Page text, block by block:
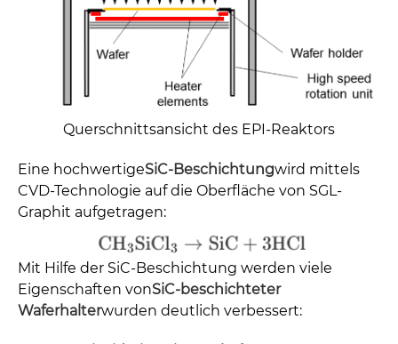
Querschnittsansicht des EPI-Reaktors
Eine hochwertigeSiC-Beschichtungwird mittels
CVD-Technologie auf die Oberfläche von SGL-
Graphit aufgetragen:
Mit Hilfe der SiC-Beschichtung werden viele
Eigenschaften vonSiC-beschichteter
Waferhalterwurden deutlich verbessert: